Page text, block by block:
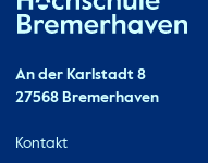
Kontakt
An der Karlstadt 8
27568 Bremerhaven
Ressourcen
Kontakt